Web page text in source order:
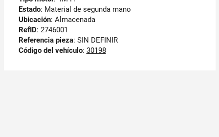
Estado: Material de segunda mano
Ubicación: Almacenada
RefID: 2746001
Referencia pieza: SIN DEFINIR
Código del vehículo: 30198